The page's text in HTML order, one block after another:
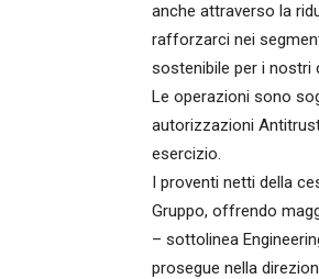
anche attraverso la
rafforzarci nei
sostenibile per i nostri
Le operazioni sono
autorizzazioni
esercizio.
I proventi netti della
Gruppo, offrendo
– sottolinea
prosegue nella